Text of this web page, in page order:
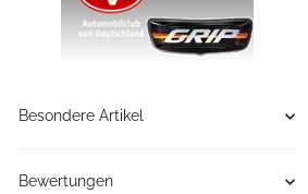
Besondere Artikel
Bewertungen